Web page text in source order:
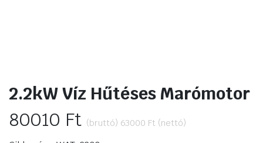
2.2kW Víz Hűtéses Marómotor
80010 Ft (bruttó) 63000 Ft (nettó)